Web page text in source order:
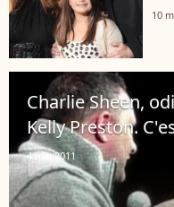
10
Charlie Sheen,
Kelly Preston.
4 mai 2011